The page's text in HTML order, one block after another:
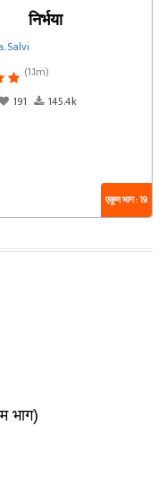
निर्भया
Salvi
(1.1m)
191 145.4k
एकूण भाग : 19
भाग)